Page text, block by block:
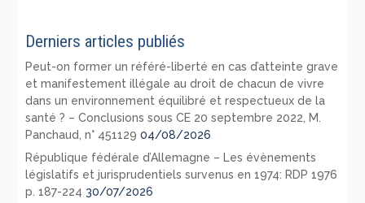
Derniers articles publiés
Peut-on former un référé-liberté en cas d’atteinte grave
et manifestement illégale au droit de chacun de vivre
dans un environnement équilibré et respectueux de la
santé ? – Conclusions sous CE 20 septembre 2022, M.
Panchaud, n° 451129 04/08/2026
République fédérale d’Allemagne – Les évènements
législatifs et jurisprudentiels survenus en 1974: RDP 1976
p. 187-224 30/07/2026